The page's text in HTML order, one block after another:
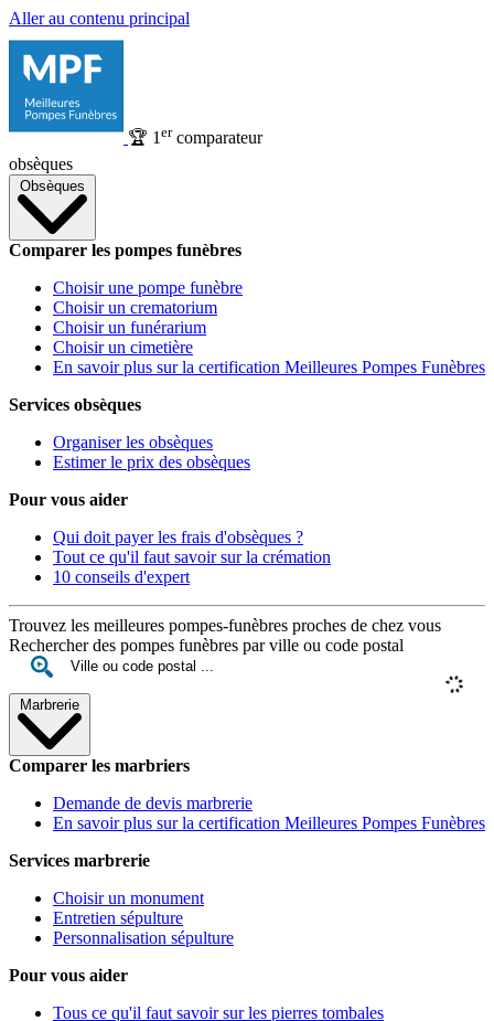
Aller au contenu principal
🏆 1 ercomparateur
obsèques
Obsèques
Comparer les pompes funèbres
Choisir une pompe funèbre
Choisir un crematorium
Choisir un funérarium
Choisir un cimetière
En savoir plus sur la certification Meilleures Pompes Funèbres
Services obsèques
Organiser les obsèques
Estimer le prix des obsèques
Pour vous aider
Qui doit payer les frais d'obsèques ?
Tout ce qu'il faut savoir sur la crémation
10 conseils d'expert
Trouvez les meilleures pompes-funèbres proches de chez vous
Rechercher des pompes funèbres par ville ou code postal
Marbrerie
Comparer les marbriers
Demande de devis marbrerie
En savoir plus sur la certification Meilleures Pompes Funèbres
Services marbrerie
Choisir un monument
Entretien sépulture
Personnalisation sépulture
Pour vous aider
Tous ce qu'il faut savoir sur les pierres tombales